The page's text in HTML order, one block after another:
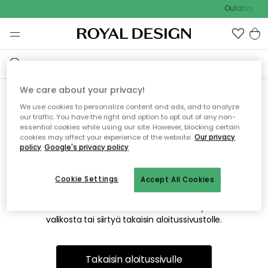
Outdoor
Emme valitettavasti löydä
etsimääsi sivua
Tämä voi johtua siitä, että sivua ei enää ole tai siitä, että se
on siirretty muualle. Pahoittelemme tästä mahdollisesti
valikosta tai siirtyä takaisin aloitussivustolle.
Takaisin aloitussivulle
We care about your privacy!
We use cookies to personalize content and ads, and to analyze
our traffic. You have the right and option to opt out of any non-
essential cookies while using our site. However, blocking certain
cookies may affect your experience of the website. Our privacy
policy Google's privacy policy
Accept All Cookies
Cookie Settings